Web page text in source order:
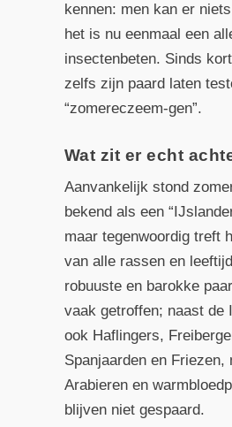
kennen: men kan er
het is nu eenmaal een
insectenbeten. Sinds
zelfs zijn paard laten
“zomereczeem-gen”.
Wat zit er echt
Aanvankelijk stond
bekend als een
maar tegenwoordig treft
van alle rassen en
robuuste en barokke
vaak getroffen; naast de
ook Haflingers,
Spanjaarden en Friezen,
Arabieren en
blijven niet gespaard.